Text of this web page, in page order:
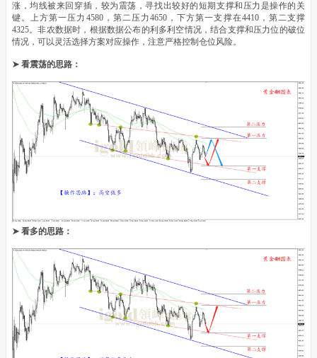
涨，均线被来回穿插，较为震荡，寻找出较好的短期支撑和压力是操作的关
键。上方第一压力4580，第二压力4650，下方第一支撑在4410，第二支撑
4325。非农数据时，根据数据公布的利多利空情况，结合支撑和压力位的破位
情况，可以灵活选择方案对应操作，注意严格控制仓位风险。
➤ 看震荡的思路：
➤ 看多的思路：